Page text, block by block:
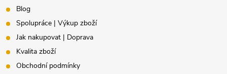
Blog
Spolupráce | Výkup zboží
Jak nakupovat | Doprava
Kvalita zboží
Obchodní podmínky